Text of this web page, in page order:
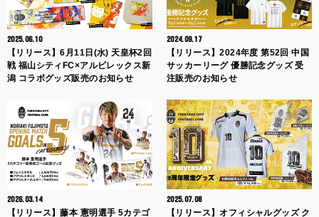
2025.06.10
【リリース】6月11日(水) 天皇杯2回
戦 福山シティFC×アルビレックス新
潟 コラボグッズ販売のお知らせ
2024.09.17
【リリース】2024年度 第52回 中国
サッカーリーグ 優勝記念グッズ 受
注販売のお知らせ
2026.03.14
【リリース】藤本 憲明選手 5カテゴ
2025.07.08
【リリース】オフィシャルグッズ ク